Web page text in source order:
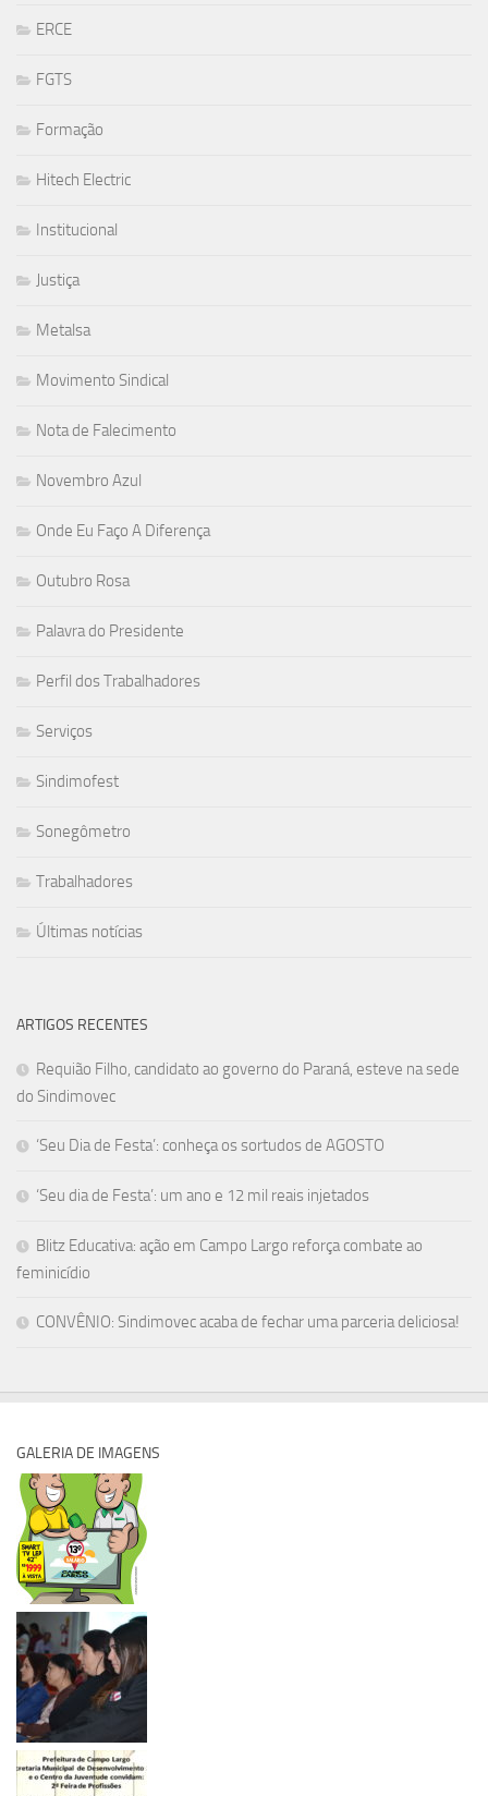
ERCE
FGTS
Formação
Hitech Electric
Institucional
Justiça
Metalsa
Movimento Sindical
Nota de Falecimento
Novembro Azul
Onde Eu Faço A Diferença
Outubro Rosa
Palavra do Presidente
Perfil dos Trabalhadores
Serviços
Sindimofest
Sonegômetro
Trabalhadores
Últimas notícias
ARTIGOS RECENTES
Requião Filho, candidato ao governo do Paraná, esteve na sede
do Sindimovec
‘Seu Dia de Festa’: conheça os sortudos de AGOSTO
‘Seu dia de Festa’: um ano e 12 mil reais injetados
Blitz Educativa: ação em Campo Largo reforça combate ao
feminicídio
CONVÊNIO: Sindimovec acaba de fechar uma parceria deliciosa!
GALERIA DE IMAGENS